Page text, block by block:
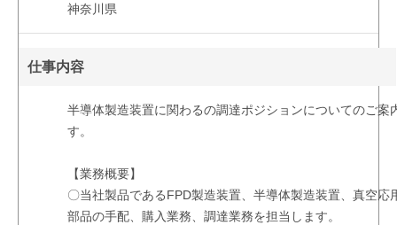
神奈川県
仕事内容
半導体製造装置に関わるの調達ポジションについてのご案
す。
【業務概要】
〇当社製品であるFPD製造装置、半導体製造装置、真空応
部品の手配、購入業務、調達業務を担当します。